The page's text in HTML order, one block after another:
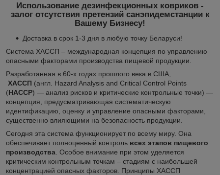
Использование дезинфекционных ковриков -
залог отсутствия претензий санэпидемстанции к
Вашему Бизнесу!
Доставка в срок 1-3 дня в любую точку Беларуси!
Система ХАССП – международная концепция по управлению
опасными факторами производства пищевой продукции.
Разработанная в 60-х годах прошлого века в США,
ХАССП (англ. Hazard Analysis and Critical Control Points
(HACCP) — анализ рисков и критические контрольные точки) —
концепция, предусматривающая систематическую
идентификацию, оценку и управление опасными факторами,
существенно влияющими на безопасность продукции.
Сегодня эта система функционирует по всему миру. Она
обеспечивает полноценный контроль всех этапов пищевого
производства . Особое внимание при этом уделяется
критическим контрольным точкам – стадиям с наибольшей
концентрацией опасных факторов. Принципы ХАССП